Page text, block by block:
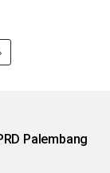
Palembang